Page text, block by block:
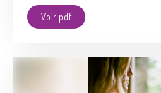
Voir pdf